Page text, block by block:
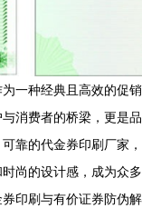
一种经典且高效的促销
消费者的桥梁，更是品
靠的代金券印刷厂家，
尚的设计感，成为众多
印刷与有价证券防伪解